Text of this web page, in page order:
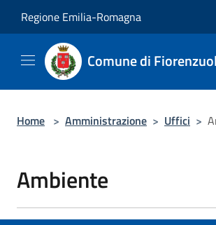
Regione Emilia-Romagna
Comune di
Home > Amministrazione > Uffici >
Ambiente